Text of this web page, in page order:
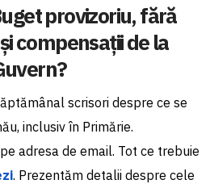
provizoriu, fără
compensații de la
scrisori despre ce se
inclusiv în Primărie.
adresa de email. Tot ce trebuie
. Prezentăm detalii despre cele